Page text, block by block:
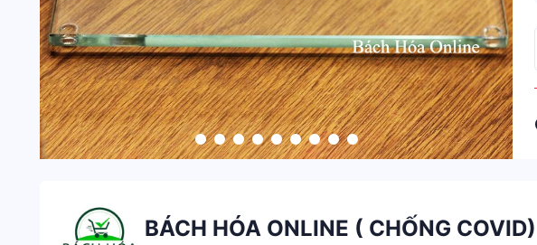
BÁCH HÓA ONLINE ( CHỐNG COVID)